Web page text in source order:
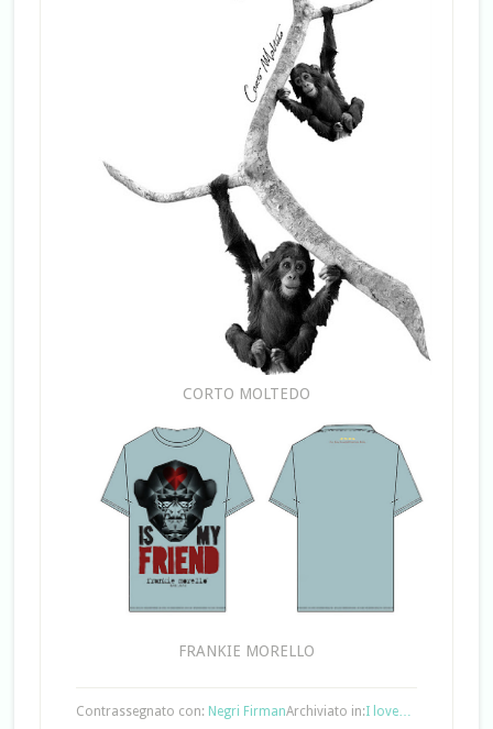
CORTO MOLTEDO
FRANKIE MORELLO
Archiviato in:I love…
Contrassegnato con: Negri Firman